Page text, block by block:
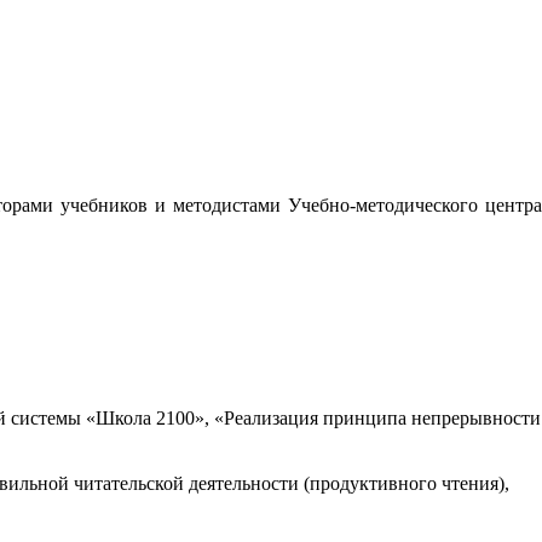
учебников и методистами Учебно-методического центра
«Школа 2100», «Реализация принципа непрерывности
читательской деятельности (продуктивного чтения),